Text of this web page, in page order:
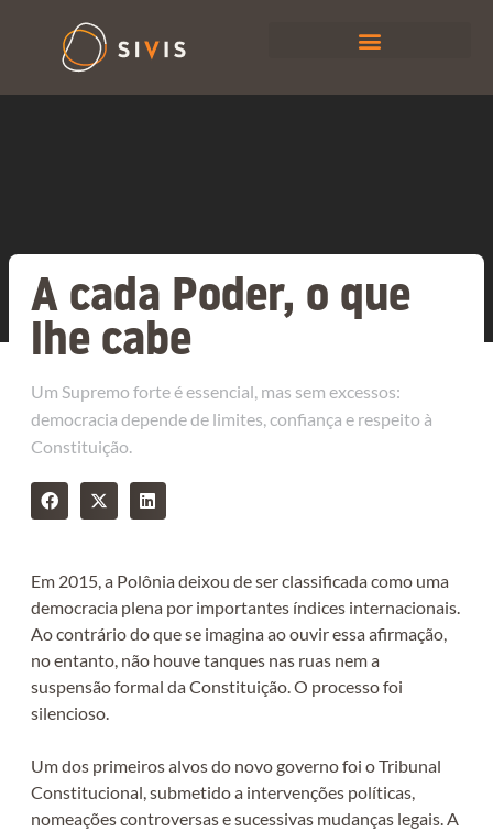
A cada Poder, o que
lhe cabe
Um Supremo forte é essencial, mas sem excessos:
democracia depende de limites, confiança e respeito à
Constituição.
Em 2015, a Polônia deixou de ser classificada como uma
democracia plena por importantes índices internacionais.
Ao contrário do que se imagina ao ouvir essa afirmação,
no entanto, não houve tanques nas ruas nem a
suspensão formal da Constituição. O processo foi
silencioso.
Um dos primeiros alvos do novo governo foi o Tribunal
Constitucional, submetido a intervenções políticas,
nomeações controversas e sucessivas mudanças legais. A